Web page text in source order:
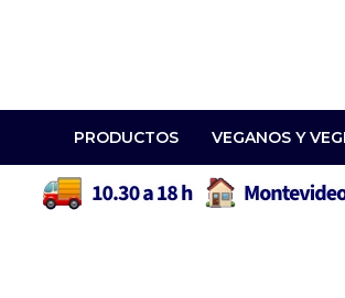
PRODUCTOS VEGANOS Y